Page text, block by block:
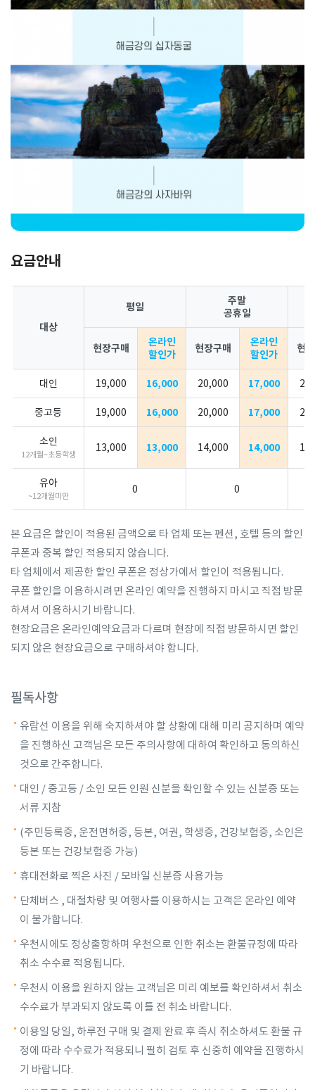
요금안내
대상
평일
주말
공휴일
현장구매
온라인
할인가
현장구매
온라인
할인가
현
대인 19,000 16,000 20,000 17,000
중고등 19,000 16,000 20,000 17,000
소인
12개월~초등학생
13,000 13,000 14,000 14,000
유아
~12개월미만
0 0
본 요금은 할인이 적용된 금액으로 타 업체 또는 펜션, 호텔 등의 할인
쿠폰과 중복 할인 적용되지 않습니다.
타 업체에서 제공한 할인 쿠폰은 정상가에서 할인이 적용됩니다.
쿠폰 할인을 이용하시려면 온라인 예약을 진행하지 마시고 직접 방문
하셔서 이용하시기 바랍니다.
현장요금은 온라인예약요금과 다르며 현장에 직접 방문하시면 할인
되지 않은 현장요금으로 구매하셔야 합니다.
필독사항
유람선 이용을 위해 숙지하셔야 할 상황에 대해 미리 공지하며 예약
을 진행하신 고객님은 모든 주의사항에 대하여 확인하고 동의하신
것으로 간주합니다.
대인 / 중고등 / 소인 모든 인원 신분을 확인할 수 있는 신분증 또는
서류 지참
(주민등록증, 운전면허증, 등본, 여권, 학생증, 건강보험증, 소인은
등본 또는 건강보험증 가능)
휴대전화로 찍은 사진 / 모바일 신분증 사용가능
단체버스 , 대절차량 및 여행사를 이용하시는 고객은 온라인 예약
이 불가합니다.
우천시에도 정상출항하며 우천으로 인한 취소는 환불규정에 따라
취소 수수료 적용됩니다.
우천시 이용을 원하지 않는 고객님은 미리 예보를 확인하셔서 취소
수수료가 부과되지 않도록 이틀 전 취소 바랍니다.
이용일 당일, 하루전 구매 및 결제 완료 후 즉시 취소하셔도 환불 규
정에 따라 수수료가 적용되니 필히 검토 후 신중히 예약을 진행하시
기 바랍니다.